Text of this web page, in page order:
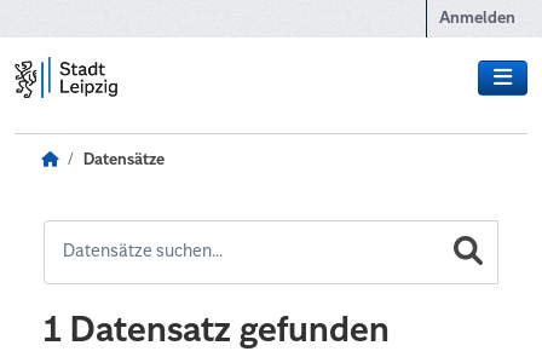
Anmelden
Datensätze
1 Datensatz gefunden